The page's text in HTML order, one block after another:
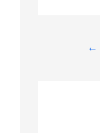
←